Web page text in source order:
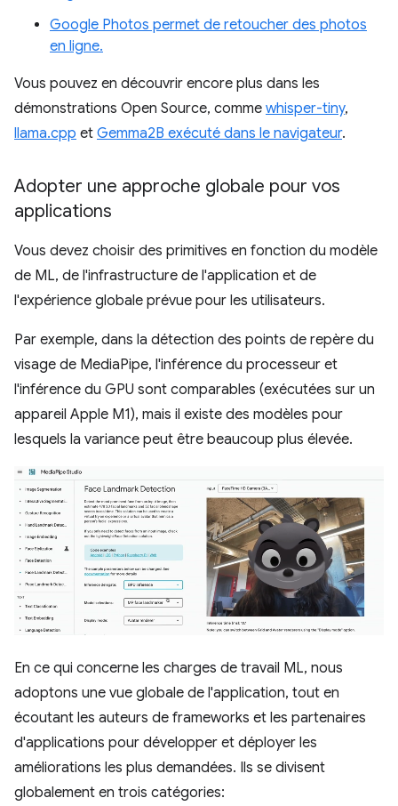
Google Photos permet de retoucher des photos
en ligne.
Vous pouvez en découvrir encore plus dans les
démonstrations Open Source, comme whisper-tiny,
llama.cpp et Gemma2B exécuté dans le navigateur.
Adopter une approche globale pour vos
applications
Vous devez choisir des primitives en fonction du modèle
de ML, de l'infrastructure de l'application et de
l'expérience globale prévue pour les utilisateurs.
Par exemple, dans la détection des points de repère du
visage de MediaPipe, l'inférence du processeur et
l'inférence du GPU sont comparables (exécutées sur un
appareil Apple M1), mais il existe des modèles pour
lesquels la variance peut être beaucoup plus élevée.
En ce qui concerne les charges de travail ML, nous
adoptons une vue globale de l'application, tout en
écoutant les auteurs de frameworks et les partenaires
d'applications pour développer et déployer les
améliorations les plus demandées. Ils se divisent
globalement en trois catégories: